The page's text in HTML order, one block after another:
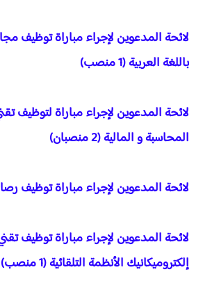
لائحة المدعوين لإجراء مباراة توظيف
باللغة العربية (1 منصب)
لائحة المدعوين لإجراء مباراة
المحاسبة و المالية (2 منصبان)
لائحة المدعوين لإجراء مباراة توظيف رصاص (4
لائحة المدعوين لإجراء مباراة توظيف
إلكتروميكانيك الأنظمة التلقائية (1 منصب)